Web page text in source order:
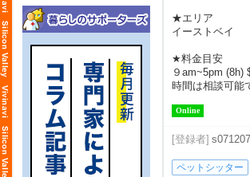
★エリア
イーストベイ
★料金目安
９am~5pm (8h)
時間は相談可能
Online
[登録者]
ペットシッター